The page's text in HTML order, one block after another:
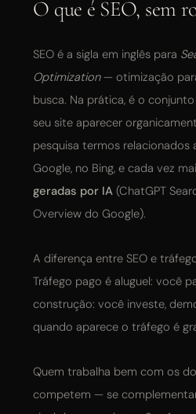
O que é SEO, sem
SEO é a sigla em inglês para
Optimization— otimização
busca. Na prática, é o
seu site aparecer
pesquisa termos relacionados
Google, no Bing, e cada vez
geradas por IA (ChatGPT
Overview do Google).
A diferença entre SEO e
Tráfego pago é aluguel: você
construção: você investe,
quando aparece o tráfego é
Quem trabalha bem com os
competem — se